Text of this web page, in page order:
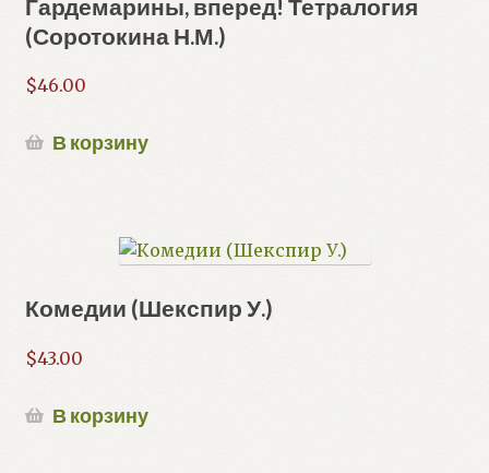
Гардемарины, вперед! Тетралогия
(Соротокина Н.М.)
$46.00
В корзину
Комедии (Шекспир У.)
$43.00
В корзину